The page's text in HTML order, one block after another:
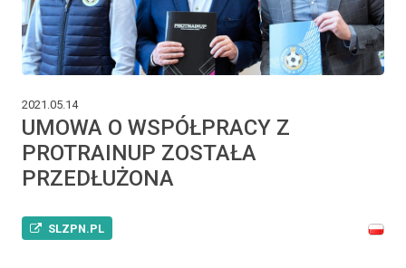
2021.05.14
UMOWA O WSPÓŁPRACY Z
PROTRAINUP ZOSTAŁA
PRZEDŁUŻONA
SLZPN.PL